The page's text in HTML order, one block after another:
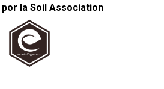
la Soil Association